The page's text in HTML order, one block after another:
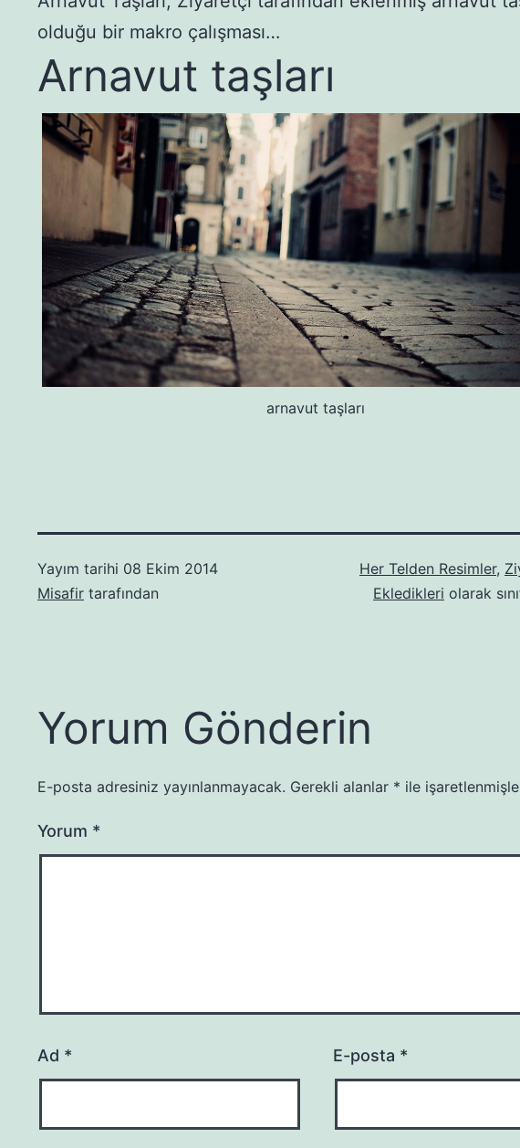
olduğu bir makro çalışması…
Arnavut taşları
arnavut taşları
Yayım tarihi 08 Ekim 2014
Misafir tarafından
Her Telden Resimler,
Ekledikleri olarak
Yorum Gönderin
E-posta adresiniz yayınlanmayacak. Gerekli alanlar * ile
Yorum *
Ad * E-posta *